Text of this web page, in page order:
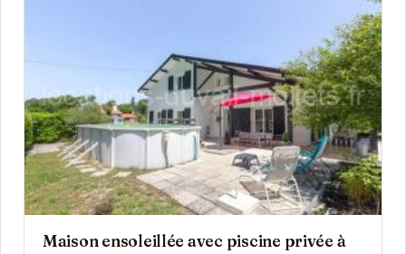
Maison ensoleillée avec piscine privée à